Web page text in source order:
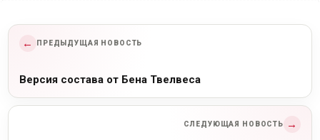
← ПРЕДЫДУЩАЯ НОВОСТЬ
Версия состава от Бена Твелвеса
СЛЕДУЮЩАЯ НОВОСТЬ
→